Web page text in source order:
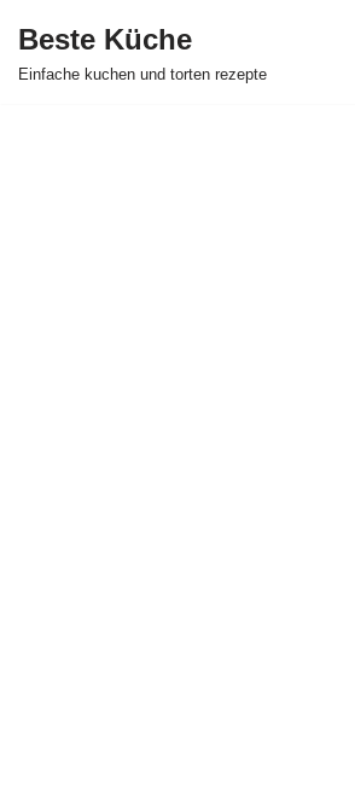
Zum
Beste Küche
Einfache kuchen und torten rezepte